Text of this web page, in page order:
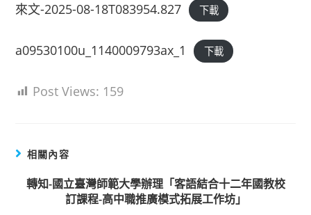
來文-2025-08-18T083954.827 下載
a09530100u_1140009793ax_1 下載
Post Views: 159
相關內容
轉知-國立臺灣師範大學辦理「客語結合十二年國教校
訂課程-高中職推廣模式拓展工作坊」